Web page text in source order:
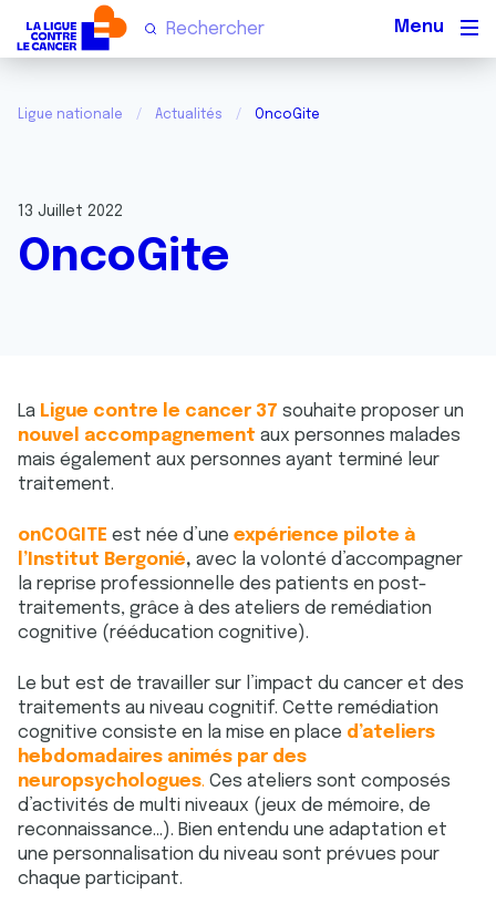
Ligue nationale Actualités OncoGite
13 Juillet 2022
OncoGite
La Ligue contre le cancer 37 souhaite proposer un
nouvel accompagnement aux personnes malades
mais également aux personnes ayant terminé leur
traitement.
onCOGITE est née d’une expérience pilote à
l’ Institut Bergonié, avec la volonté d’accompagner
la reprise professionnelle des patients en post-
traitements, grâce à des ateliers de remédiation
cognitive (rééducation cognitive).
Le but est de travailler sur l’impact du cancer et des
traitements au niveau cognitif. Cette remédiation
cognitive consiste en la mise en place d’ateliers
hebdomadaires animés par des
neuropsychologues. Ces ateliers sont composés
d’activités de multi niveaux (jeux de mémoire, de
reconnaissance…). Bien entendu une adaptation et
une personnalisation du niveau sont prévues pour
chaque participant.